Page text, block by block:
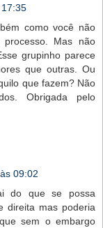
como você não
Mas não
grupinho parece
que outras. Ou
que fazem? Não
Obrigada pelo
09:02
do que se possa
direita mas poderia
sem o embargo